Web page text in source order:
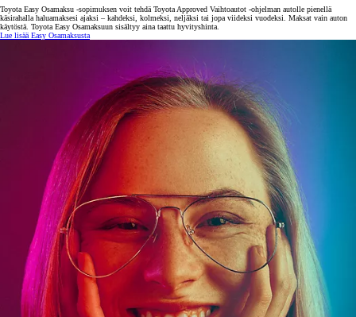
Toyota Easy Osamaksu -sopimuksen voit tehdä Toyota Approved Vaihtoautot -ohjelman autolle pienellä
käsirahalla haluamaksesi ajaksi – kahdeksi, kolmeksi, neljäksi tai jopa viideksi vuodeksi. Maksat vain auton
käytöstä. Toyota Easy Osamaksuun sisältyy aina taattu hyvityshinta.
Lue lisää Easy Osamaksusta